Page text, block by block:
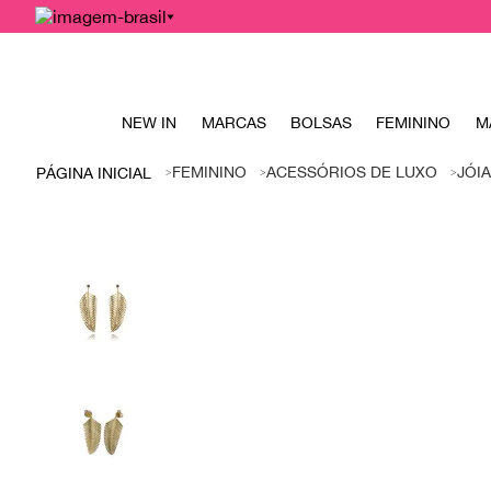
NEW IN MARCAS BOLSAS FEMININO
FEMININO ACESSÓRIOS DE LUXO